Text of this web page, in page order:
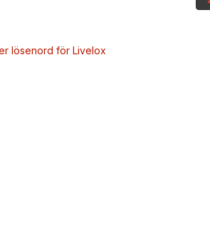
lösenord för Livelox